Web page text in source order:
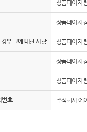
상품페이지
상품페이지
우 그에 대한 사항 상품페이지
상품페이지
상품페이지
번호 주식회사 에